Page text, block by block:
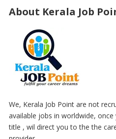
About Kerala Job
We, Kerala Job Point are not
available jobs in worldwide,
title , wil direct you to the the